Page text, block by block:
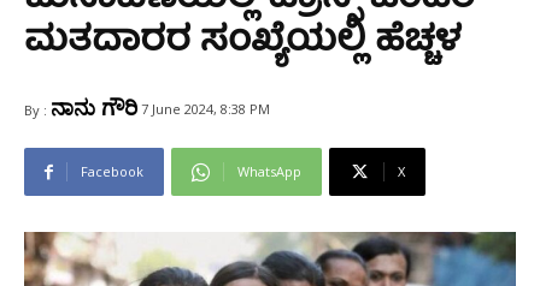
ಮತದಾರರ ಸಂಖ್ಯೆಯಲ್ಲಿ ಹೆಚ್ಚಳ
By : ನಾನು ಗೌರಿ 7 June 2024, 8:38 PM
Facebook WhatsApp X